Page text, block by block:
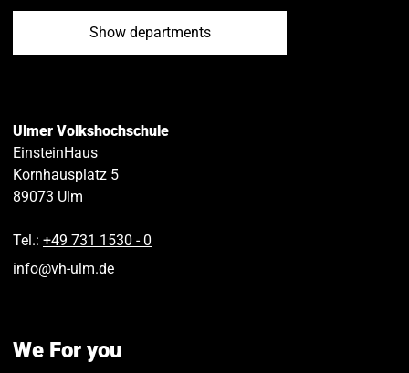
Show departments
Ulmer Volkshochschule
EinsteinHaus
Kornhausplatz 5
89073 Ulm
Tel.: +49 731 1530 ‑ 0
info@vh-ulm.de
We For you